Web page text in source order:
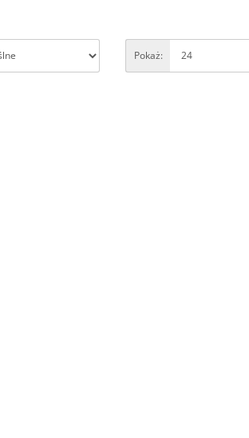
Pokaż: